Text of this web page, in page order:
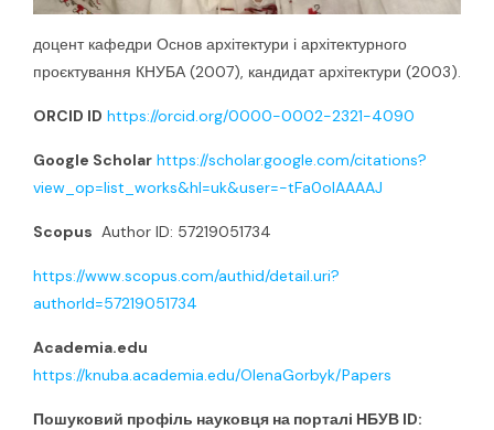
доцент кафедри Основ архітектури і архітектурного
проєктування КНУБА (2007), кандидат архітектури (2003).
ORCID ID https://orcid.org/0000-0002-2321-4090
Google Scholar https://scholar.google.com/citations?
view_op=list_works&hl=uk&user=-tFa0oIAAAAJ
Scopus Author ID: 57219051734
https://www.scopus.com/authid/detail.uri?
authorId=57219051734
Academia.edu
https://knuba.academia.edu/OlenaGorbyk/Papers
Пошуковий профіль науковця на порталі НБУВ ID: